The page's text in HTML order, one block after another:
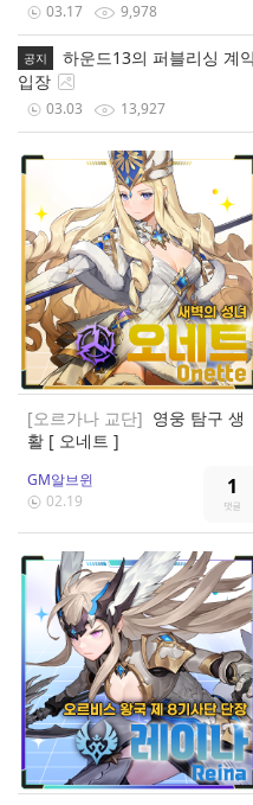
03.17 9,978
공지
하운드13의 퍼블리싱 계
입장
03.03 13,927
[오르가나 교단] 영웅 탐구 생
활 [ 오네트 ]
1
GM알브윈
02.19